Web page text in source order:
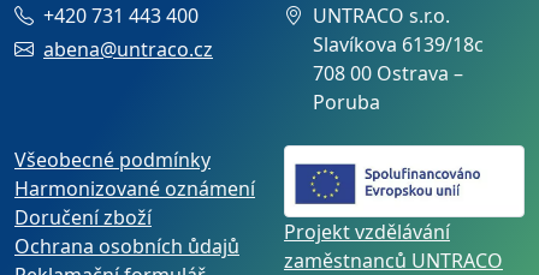
+420 731 443 400
abena@untraco.cz
UNTRACO s.r.o.
Slavíkova 6139/18c
708 00 Ostrava –
Poruba
Všeobecné podmínky
Harmonizované oznámení
Doručení zboží
Ochrana osobních ůdajů
Projekt vzdělávání
zaměstnanců UNTRACO